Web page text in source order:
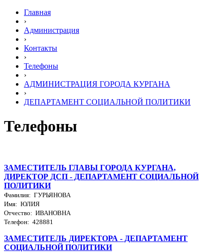
Главная
›
Администрация
›
Контакты
›
Телефоны
›
АДМИНИСТРАЦИЯ ГОРОДА КУРГАНА
›
ДЕПАРТАМЕНТ СОЦИАЛЬНОЙ ПОЛИТИКИ
Телефоны
ЗАМЕСТИТЕЛЬ ГЛАВЫ ГОРОДА КУРГАНА,
ДИРЕКТОР ДСП - ДЕПАРТАМЕНТ СОЦИАЛЬНОЙ
ПОЛИТИКИ
Фамилия: ГУРЬЯНОВА
Имя: ЮЛИЯ
Отчество: ИВАНОВНА
Телефон: 428881
ЗАМЕСТИТЕЛЬ ДИРЕКТОРА - ДЕПАРТАМЕНТ
СОЦИАЛЬНОЙ ПОЛИТИКИ